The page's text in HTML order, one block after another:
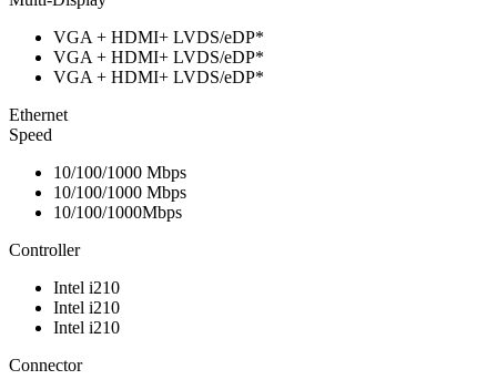
VGA + HDMI+ LVDS/eDP*
VGA + HDMI+ LVDS/eDP*
VGA + HDMI+ LVDS/eDP*
Ethernet
Speed
10/100/1000 Mbps
10/100/1000 Mbps
10/100/1000Mbps
Controller
Intel i210
Intel i210
Intel i210
Connector